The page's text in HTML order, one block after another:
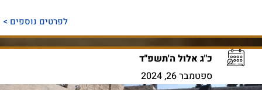
לפרטים נוספים >
כ"ג אלול ה'תשפ"ד
ספטמבר 26, 2024